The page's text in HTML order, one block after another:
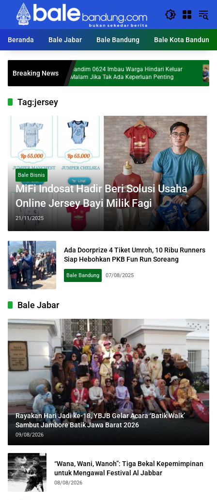
Langsung
konten
Beranda
Bale Jabar Bale Bandung Bale Kota Bandung
Breaking NewsDandim 0624 Imbau Warga Hindari Keluar
Malam Jika Tak Ada Keperluan Penting
Tag:jersey
Bale Bisnis
MiFi Indosat Hadir Beri Solusi Usaha
Online Jersey Bayi Milik Fagi
21/11/2025
Ada Doorprize 4 Tiket Umroh, 10 Ribu Runners
Siap Hebohkan PKB Fun Run Soreang
Bale Bandung 07/08/2025
Bale Jabar
Rayakan Hari Jadi ke-18, YBJB Gelar Acara ‘Batik Walk’
Sambut Jambore Batik Jawa Barat 2026
09/08/2026
“Wana, Wani, Wanoh”: Tiga Bekal Kepemimpinan
untuk Mengawal Festival Al Jabbar
08/08/2026